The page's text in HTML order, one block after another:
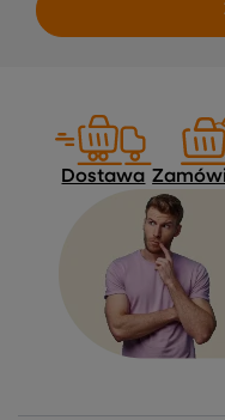
Dostawa